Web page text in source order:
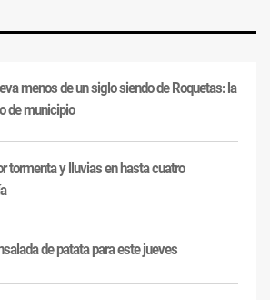
menos de un siglo siendo de Roquetas: la
de municipio
tormenta y lluvias en hasta cuatro
de patata para este jueves